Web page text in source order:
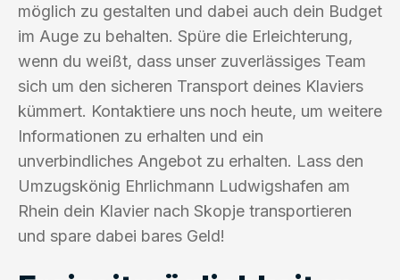
möglich zu gestalten und dabei auch dein Budget
im Auge zu behalten. Spüre die Erleichterung,
wenn du weißt, dass unser zuverlässiges Team
sich um den sicheren Transport deines Klaviers
kümmert. Kontaktiere uns noch heute, um weitere
Informationen zu erhalten und ein
unverbindliches Angebot zu erhalten. Lass den
Umzugskönig Ehrlichmann Ludwigshafen am
Rhein dein Klavier nach Skopje transportieren
und spare dabei bares Geld!